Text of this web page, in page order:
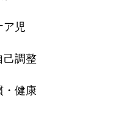
ア児
己調整
・健康